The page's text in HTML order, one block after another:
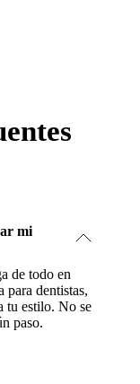
mi
de todo en
para dentistas,
tu estilo. No se
paso.